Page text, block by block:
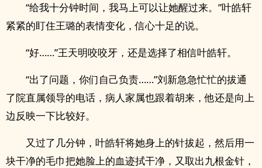
“给我十分钟时间，我马上可以让她醒过来。”叶皓轩
紧紧的盯住王璐的表情变化，信心十足的说。
“好……”王天明咬咬牙，还是选择了相信叶皓轩。
“出了问题，你们自己负责……”刘新急急忙忙的拔通
了院直属领导的电话，病人家属也跟着胡来，他还是向上
边反映一下比较好。
又过了几分钟，叶皓轩将她身上的针拔起，然后用一
块干净的毛巾把她脸上的血迹拭干净，又取出九根金针，